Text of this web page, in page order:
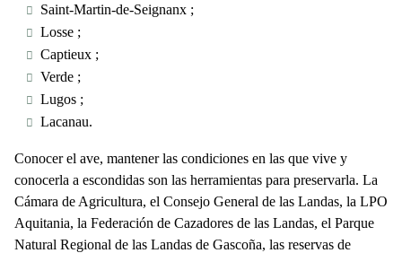
Saint-Martin-de-Seignanx ;
Losse ;
Captieux ;
Verde ;
Lugos ;
Lacanau.
Conocer el ave, mantener las condiciones en las que vive y
conocerla a escondidas son las herramientas para preservarla. La
Cámara de Agricultura, el Consejo General de las Landas, la LPO
Aquitania, la Federación de Cazadores de las Landas, el Parque
Natural Regional de las Landas de Gascoña, las reservas de